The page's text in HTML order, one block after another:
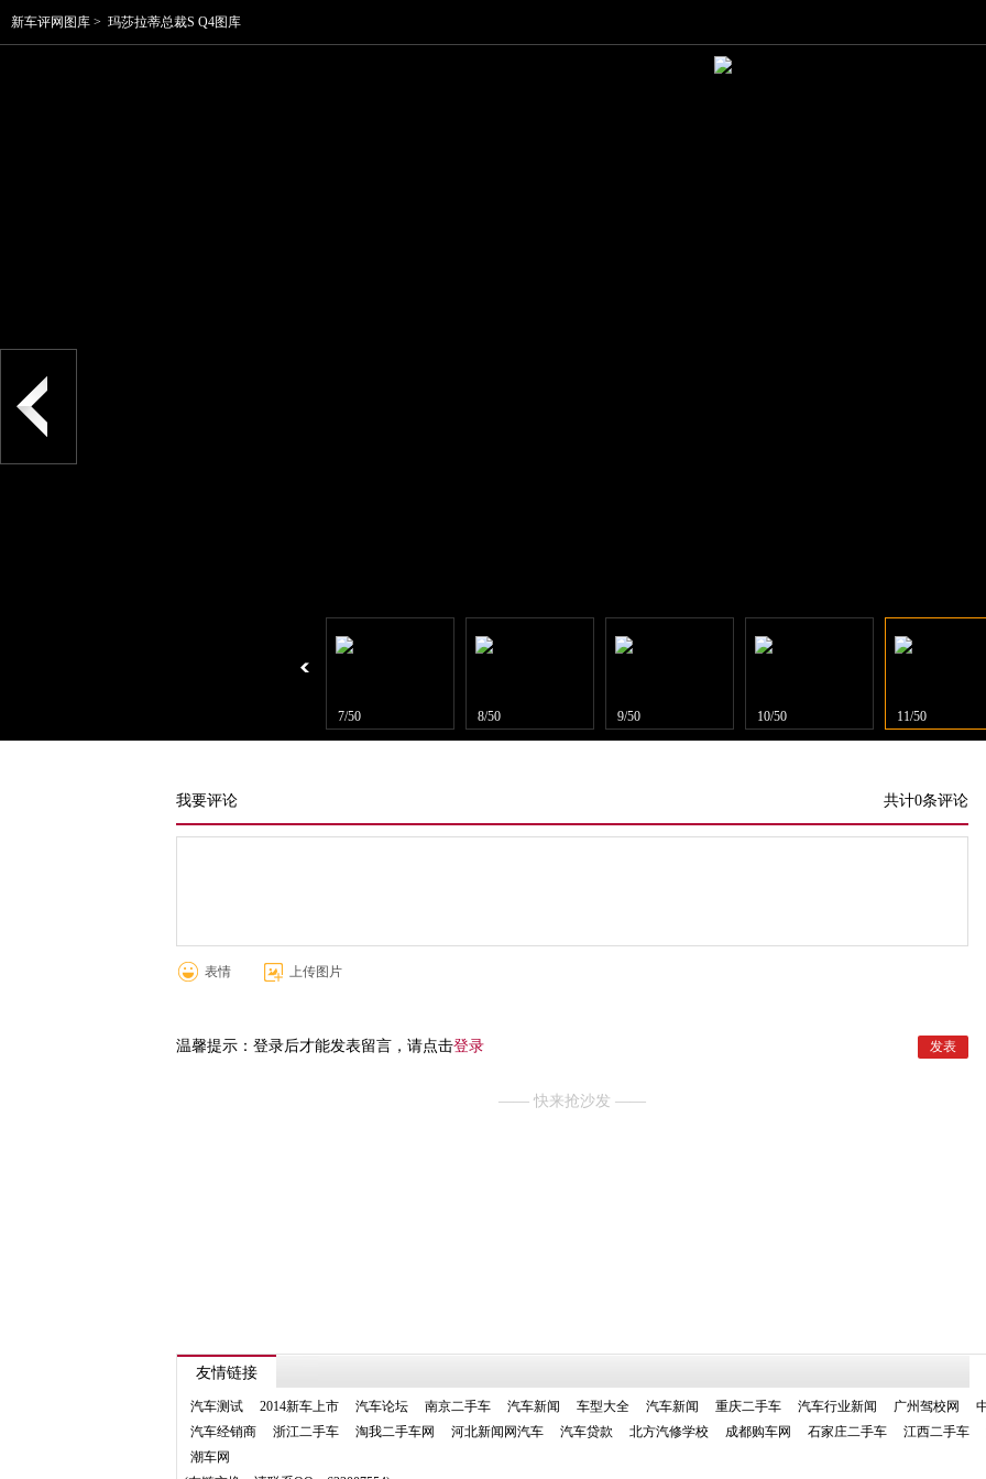
新车评网图库 > 玛莎拉蒂总裁S Q4图库
7/50 8/50 9/50 10/50 11/50
共计0条评论
我要评论
表情 上传图片
温馨提示：登录后才能发表留言，请点击登录
—— 快来抢沙发 ——
友情链接
汽车测试 2014新车上市 汽车论坛 南京二手车 汽车新闻 车型大全 汽车新闻 重庆二手车 汽车行业新闻 广州驾校网
汽车经销商
浙江二手车 淘我二手车网 河北新闻网汽车 汽车贷款 北方汽修学校 成都购车网 石家庄二手车 江西二手车
潮车网